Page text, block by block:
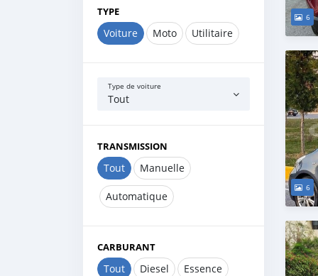
TYPE
Voiture Moto Utilitaire
Type de voiture
Tout
TRANSMISSION
Tout Manuelle
Automatique
CARBURANT
Tout Diesel Essence
6
6